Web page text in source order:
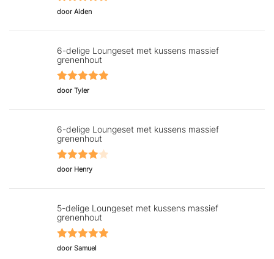
Gewaardeerd
door Aiden
6-delige Loungeset met kussens massief
grenenhout
Gewaardeerd
door Tyler
6-delige Loungeset met kussens massief
grenenhout
Gewaardeerd
door Henry
5-delige Loungeset met kussens massief
grenenhout
Gewaardeerd
door Samuel